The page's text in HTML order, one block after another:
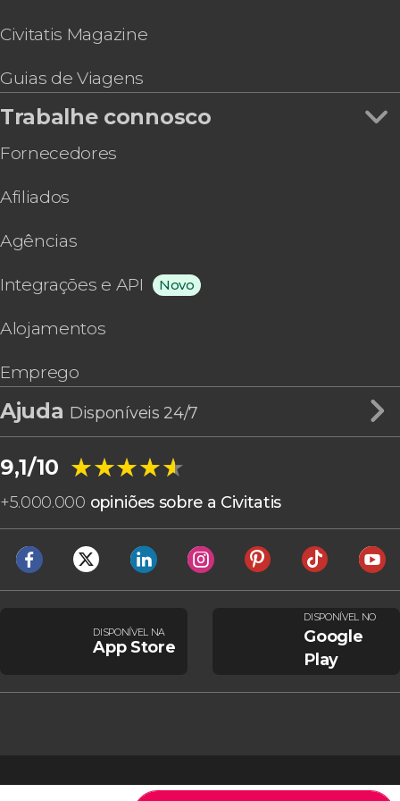
Civitatis Magazine
Guias de Viagens
Trabalhe connosco
Fornecedores
Afiliados
Agências
Integrações e API Novo
Alojamentos
Emprego
Ajuda Disponíveis 24/7
9,1/10 ★★★★★
★★★★★
+5.000.000 opiniões sobre a Civitatis
DISPONÍVEL NA
App Store
DISPONÍVEL NO
Google
Play